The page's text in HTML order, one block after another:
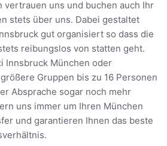
vertrauen uns und buchen auch Ihr
stets über uns. Dabei gestaltet
gut organisiert so dass die
reibungslos von statten geht.
Innsbruck München oder
Gruppen bis zu 16 Personen
Absprache sogar noch mehr
uns immer um Ihren München
und garantieren Ihnen das beste